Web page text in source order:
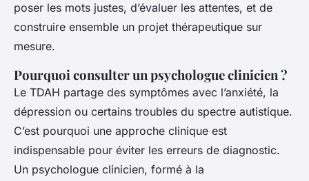
poser les mots justes, d’évaluer les attentes, et de
construire ensemble un projet thérapeutique sur
mesure.
Pourquoi consulter un psychologue clinicien ?
Le TDAH partage des symptômes avec l’anxiété, la
dépression ou certains troubles du spectre autistique.
C’est pourquoi une approche clinique est
indispensable pour éviter les erreurs de diagnostic.
Un psychologue clinicien, formé à la